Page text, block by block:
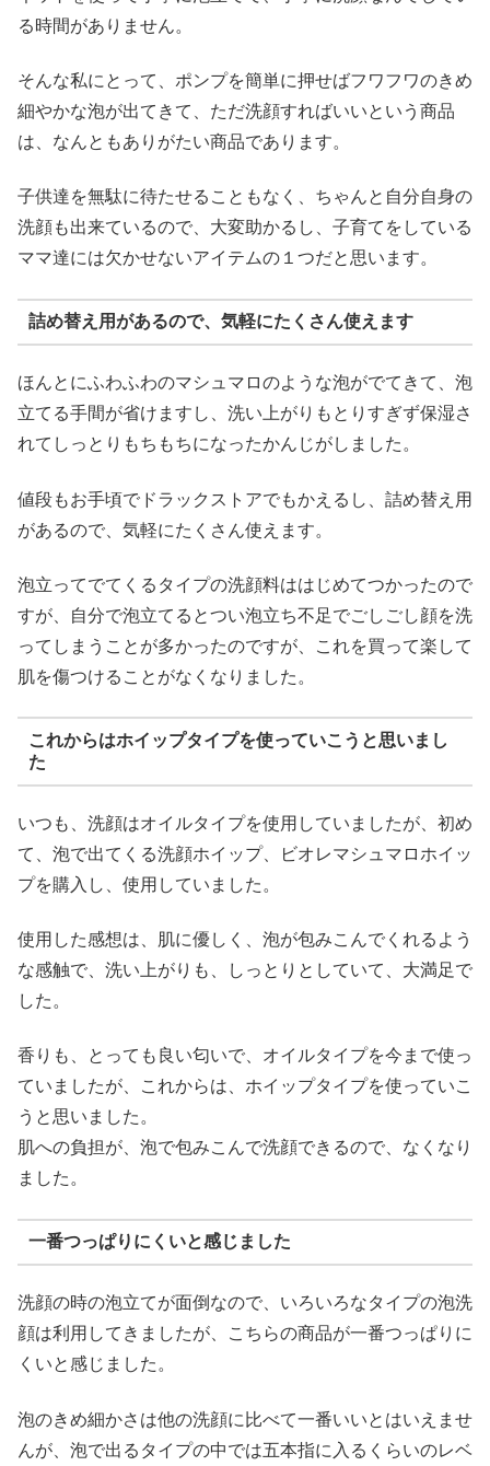
る時間がありません。
そんな私にとって、ポンプを簡単に押せばフワフワのきめ
細やかな泡が出てきて、ただ洗顔すればいいという商品
は、なんともありがたい商品であります。
子供達を無駄に待たせることもなく、ちゃんと自分自身の
洗顔も出来ているので、大変助かるし、子育てをしている
ママ達には欠かせないアイテムの１つだと思います。
詰め替え用があるので、気軽にたくさん使えます
ほんとにふわふわのマシュマロのような泡がでてきて、泡
立てる手間が省けますし、洗い上がりもとりすぎず保湿さ
れてしっとりもちもちになったかんじがしました。
値段もお手頃でドラックストアでもかえるし、詰め替え用
があるので、気軽にたくさん使えます。
泡立ってでてくるタイプの洗顔料ははじめてつかったので
すが、自分で泡立てるとつい泡立ち不足でごしごし顔を洗
ってしまうことが多かったのですが、これを買って楽して
肌を傷つけることがなくなりました。
これからはホイップタイプを使っていこうと思いまし
た
いつも、洗顔はオイルタイプを使用していましたが、初め
て、泡で出てくる洗顔ホイップ、ビオレマシュマロホイッ
プを購入し、使用していました。
使用した感想は、肌に優しく、泡が包みこんでくれるよう
な感触で、洗い上がりも、しっとりとしていて、大満足で
した。
香りも、とっても良い匂いで、オイルタイプを今まで使っ
ていましたが、これからは、ホイップタイプを使っていこ
うと思いました。
肌への負担が、泡で包みこんで洗顔できるので、なくなり
ました。
一番つっぱりにくいと感じました
洗顔の時の泡立てが面倒なので、いろいろなタイプの泡洗
顔は利用してきましたが、こちらの商品が一番つっぱりに
くいと感じました。
泡のきめ細かさは他の洗顔に比べて一番いいとはいえませ
んが、泡で出るタイプの中では五本指に入るくらいのレベ